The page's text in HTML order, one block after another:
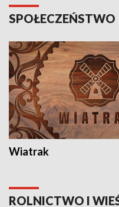
SPOŁECZEŃSTWO
Wiatrak
ROLNICTWO I